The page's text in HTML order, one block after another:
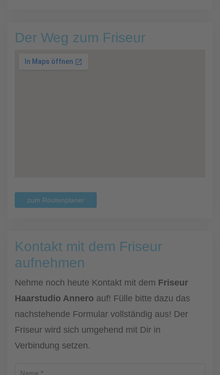
Der Weg zum Friseur
zum Routenplaner
Kontakt mit dem Friseur
aufnehmen
Nehme noch heute Kontakt mit dem Friseur
Haarstudio Annero auf! Fülle bitte dazu das
nachstehende Formular vollständig aus! Der
Friseur wird sich umgehend mit Dir in
Verbindung setzen.